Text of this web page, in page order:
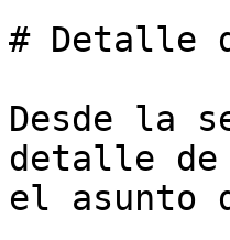
# Detalle
Desde la
detalle de
el asunto